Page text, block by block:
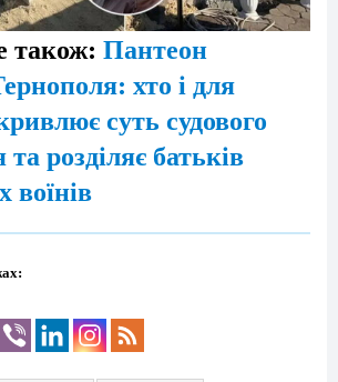
також: Пантеон
хто і для
суть судового
розділяє батьків
воїнів